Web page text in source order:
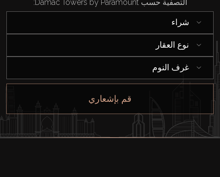
التصفية حسب Damac Towers by Paramount:
شراء
نوع العقار
غرف النوم
قم بإشعاري